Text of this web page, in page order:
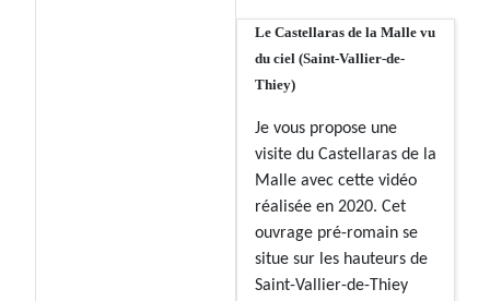
Le Castellaras de la Malle vu
du ciel (Saint-Vallier-de-
Thiey)
Je vous propose une
visite du Castellaras de la
Malle avec cette vidéo
réalisée en 2020. Cet
ouvrage pré-romain se
situe sur les hauteurs de
Saint-Vallier-de-Thiey